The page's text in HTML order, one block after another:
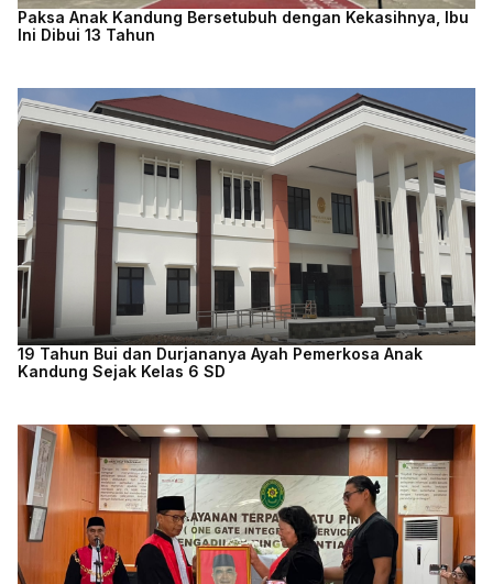
Paksa Anak Kandung Bersetubuh dengan Kekasihnya, Ibu
Ini Dibui 13 Tahun
19 Tahun Bui dan Durjananya Ayah Pemerkosa Anak
Kandung Sejak Kelas 6 SD